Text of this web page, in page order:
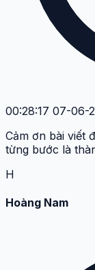
00:28:17 07-06-
Cảm ơn bài viết
từng bước là
H
Hoàng Nam